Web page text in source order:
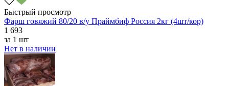
Быстрый просмотр
Фарш говяжий 80/20 в/у Праймбиф Россия 2кг (4шт/кор)
1 693
за 1 шт
Нет в наличии